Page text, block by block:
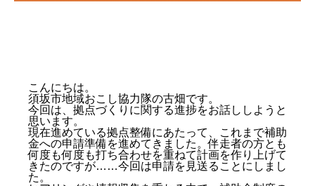
こんにちは。
須坂市地域おこし協力隊の古畑です。
今回は、拠点づくりに関する進捗をお話ししようと
思います。
現在進めている拠点整備にあたって、これまで補助
金への申請準備を進めてきました。伴走者の方とも
何度も何度も打ち合わせを重ねて計画を作り上げて
きたのですが……今回は申請を見送ることにしまし
た。